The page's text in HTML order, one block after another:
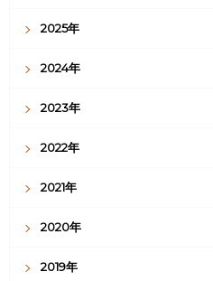
2025年
2024年
2023年
2022年
2021年
2020年
2019年